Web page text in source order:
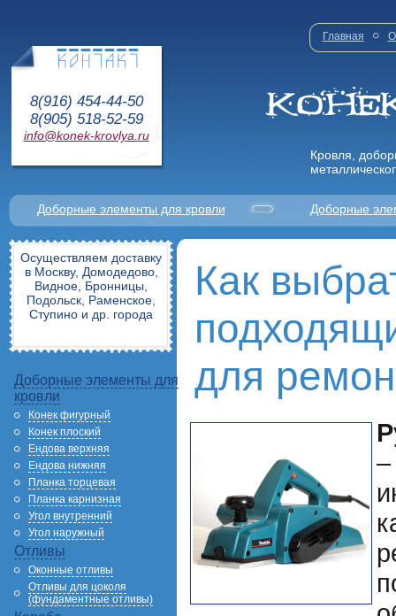
8(916) 454-44-50
8(905) 518-52-59
info@konek-krovlya.ru
Главная О
Кровля,
Доборные элементы для кровли Доборные
Осуществляем доставку
в Москву, Домодедово,
Видное, Бронницы,
Подольск, Раменское,
Ступино и др. города
Доборные элементы для
кровли
Конек фигурный
Конек плоский
Ендова верхняя
Ендова нижняя
Планка торцевая
Планка карнизная
Угол внутренний
Угол наружный
Отливы
Оконные отливы
Отливы для цоколя
(фундаментные отливы)
Как
для